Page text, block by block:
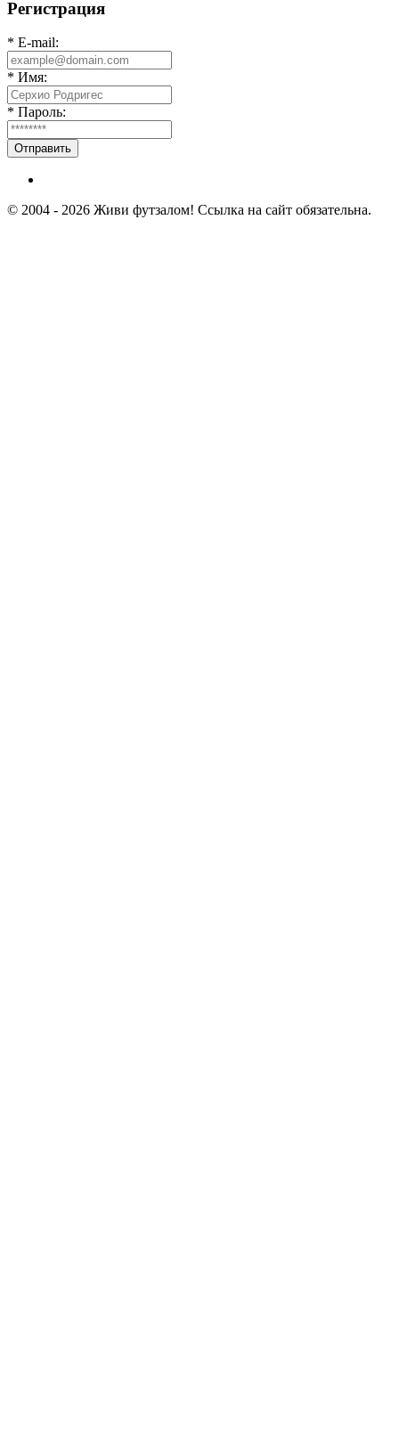
Регистрация
* E-mail:
* Имя:
* Пароль:
Отправить
© 2004 - 2026 Живи футзалом! Ссылка на сайт обязательна.